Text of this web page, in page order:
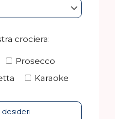
crociera:
Prosecco
Karaoke